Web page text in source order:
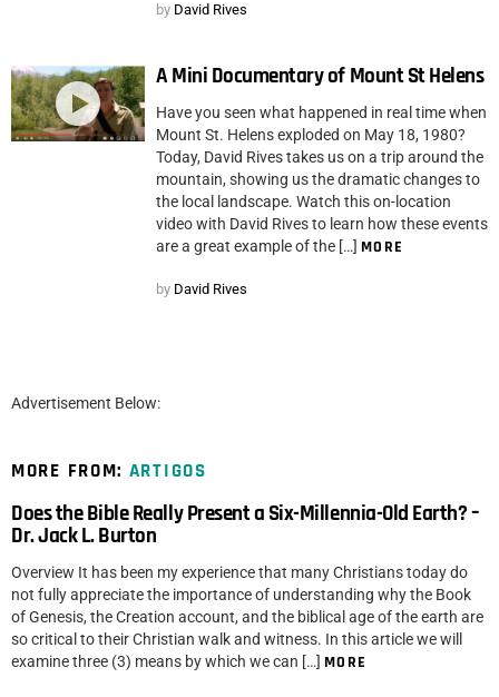
by David Rives
A Mini Documentary of Mount St Helens
Have you seen what happened in real time when
Mount St. Helens exploded on May 18, 1980?
Today, David Rives takes us on a trip around the
mountain, showing us the dramatic changes to
the local landscape. Watch this on-location
video with David Rives to learn how these events
are a great example of the […] MORE
by David Rives
Advertisement Below:
MORE FROM: ARTIGOS
Does the Bible Really Present a Six-Millennia-Old Earth? –
Dr. Jack L. Burton
Overview It has been my experience that many Christians today do
not fully appreciate the importance of understanding why the Book
of Genesis, the Creation account, and the biblical age of the earth are
so critical to their Christian walk and witness. In this article we will
examine three (3) means by which we can […] MORE